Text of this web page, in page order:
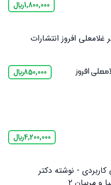
1,800,000﷼
افروز
850,000﷼
4,200,000﷼